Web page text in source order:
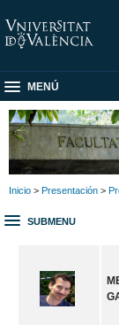
MENÚ
Inicio > Presentación >
SUBMENU